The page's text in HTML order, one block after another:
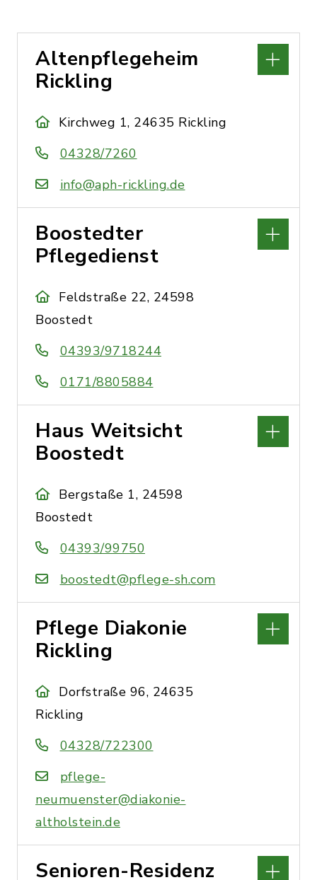
Altenpflegeheim
Rickling
Kirchweg 1, 24635 Rickling
04328/7260
info@aph-rickling.de
Boostedter
Pflegedienst
Feldstraße 22, 24598
Boostedt
04393/9718244
0171/8805884
Haus Weitsicht
Boostedt
Bergstaße 1, 24598
Boostedt
04393/99750
boostedt@pflege-sh.com
Pflege Diakonie
Rickling
Dorfstraße 96, 24635
Rickling
04328/722300
pflege-
neumuenster@diakonie-
altholstein.de
Senioren-Residenz